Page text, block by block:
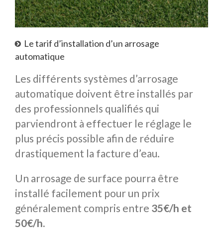
Le tarif d’installation d’un arrosage
automatique
Les différents systèmes d’arrosage
automatique doivent être installés par
des professionnels qualifiés qui
parviendront à effectuer le réglage le
plus précis possible afin de réduire
drastiquement la facture d’eau.
Un arrosage de surface pourra être
installé facilement pour un prix
généralement compris entre 35€/h et
50€/h.